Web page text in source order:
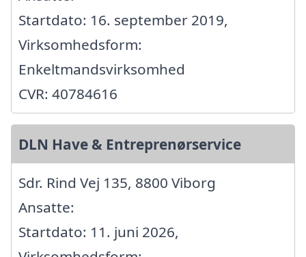
Startdato: 16. september 2019,
Virksomhedsform:
Enkeltmandsvirksomhed
CVR: 40784616
DLN Have & Entreprenørservice
Sdr. Rind Vej 135, 8800 Viborg
Ansatte:
Startdato: 11. juni 2026,